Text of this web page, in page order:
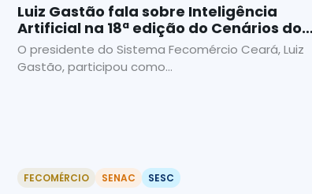
Luiz Gastão fala sobre Inteligência
Artificial na 18ª edição do Cenários do
Varejo
O presidente do Sistema Fecomércio Ceará, Luiz
Gastão, participou como...
FECOMÉRCIO SENAC SESC